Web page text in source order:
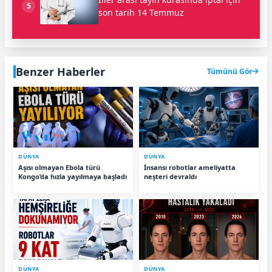
5
son tarih 14 Temmuz
Benzer Haberler Tümünü Gör
DÜNYA
Aşısı olmayan Ebola türü
Kongo’da hızla yayılmaya başladı
DÜNYA
İnsansı robotlar ameliyatta
neşteri devraldı
DÜNYA DÜNYA